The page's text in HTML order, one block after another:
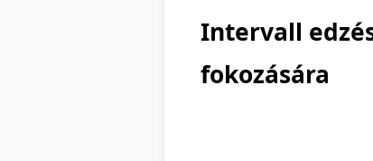
Intervall
fokozására